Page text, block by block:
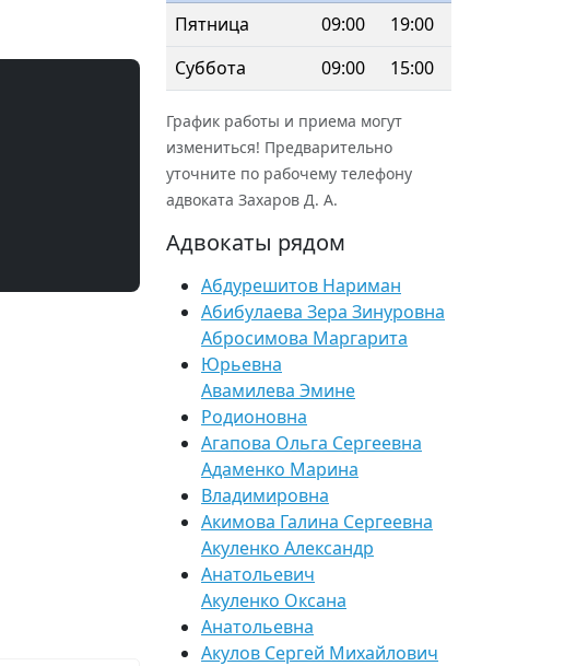
Пятница
09:00
19:00
Суббота
09:00 15:00
График работы и приема могут
измениться! Предварительно
уточните по рабочему телефону
адвоката Захаров Д. А.
Адвокаты рядом
Абдурешитов Нариман
Абибулаева Зера Зинуровна
Абросимова Маргарита
Юрьевна
Авамилева Эмине
Родионовна
Агапова Ольга Сергеевна
Адаменко Марина
Владимировна
Акимова Галина Сергеевна
Акуленко Александр
Анатольевич
Акуленко Оксана
Анатольевна
Акулов Сергей Михайлович